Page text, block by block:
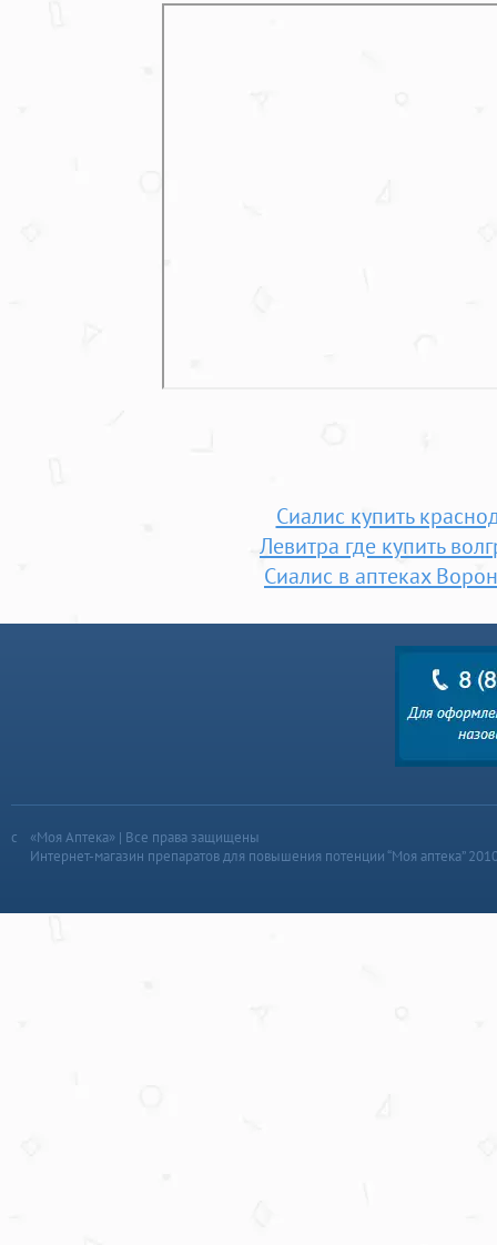
Сиалис купить
Левитра где купить
Сиалис в аптеках
«Моя Аптека» | Все права защищены
Интернет-магазин препаратов для повышения потенции “Моя аптека”